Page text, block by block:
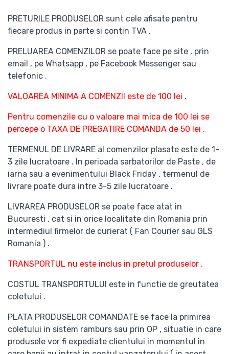
PRETURILE PRODUSELOR sunt cele afisate pentru
fiecare produs in parte si contin TVA .
PRELUAREA COMENZILOR se poate face pe site , prin
email , pe Whatsapp , pe Facebook Messenger sau
telefonic .
VALOAREA MINIMA A COMENZII este de 100 lei .
Pentru comenzile cu o valoare mai mica de 100 lei se
percepe o TAXA DE PREGATIRE COMANDA de 50 lei .
TERMENUL DE LIVRARE al comenzilor plasate este de 1-
3 zile lucratoare . In perioada sarbatorilor de Paste , de
iarna sau a evenimentului Black Friday , termenul de
livrare poate dura intre 3-5 zile lucratoare .
LIVRAREA PRODUSELOR se poate face atat in
Bucuresti , cat si in orice localitate din Romania prin
intermediul firmelor de curierat ( Fan Courier sau GLS
Romania ) .
TRANSPORTUL nu este inclus in pretul produselor .
COSTUL TRANSPORTULUI este in functie de greutatea
coletului .
PLATA PRODUSELOR COMANDATE se face la primirea
coletului in sistem ramburs sau prin OP , situatie in care
produsele vor fi expediate clientului in momentul in